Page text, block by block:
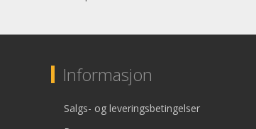
Informasjon
Salgs- og leveringsbetingelser